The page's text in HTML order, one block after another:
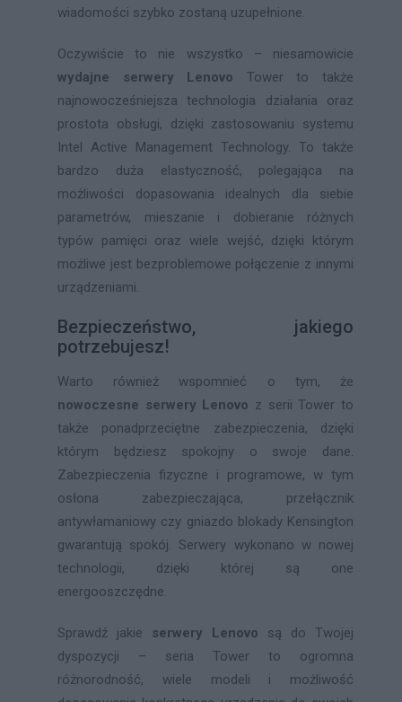
wiadomości szybko zostaną uzupełnione.
Oczywiście to nie wszystko – niesamowicie
wydajne serwery Lenovo Tower to także
najnowocześniejsza technologia działania oraz
prostota obsługi, dzięki zastosowaniu systemu
Intel Active Management Technology. To także
bardzo duża elastyczność, polegająca na
możliwości dopasowania idealnych dla siebie
parametrów, mieszanie i dobieranie różnych
typów pamięci oraz wiele wejść, dzięki którym
możliwe jest bezproblemowe połączenie z innymi
urządzeniami.
Bezpieczeństwo, jakiego
potrzebujesz!
Warto również wspomnieć o tym, że
nowoczesne serwery Lenovo z serii Tower to
także ponadprzeciętne zabezpieczenia, dzięki
którym będziesz spokojny o swoje dane.
Zabezpieczenia fizyczne i programowe, w tym
osłona zabezpieczająca, przełącznik
antywłamaniowy czy gniazdo blokady Kensington
gwarantują spokój. Serwery wykonano w nowej
technologii, dzięki której są one
energooszczędne.
Sprawdź jakie serwery Lenovo są do Twojej
dyspozycji – seria Tower to ogromna
różnorodność, wiele modeli i możliwość